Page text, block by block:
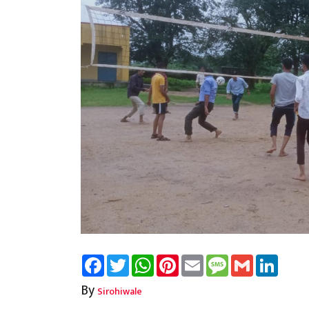
FacebookTwitterWhatsAppPinterest
Email Message
Gmail
By Sirohiwale